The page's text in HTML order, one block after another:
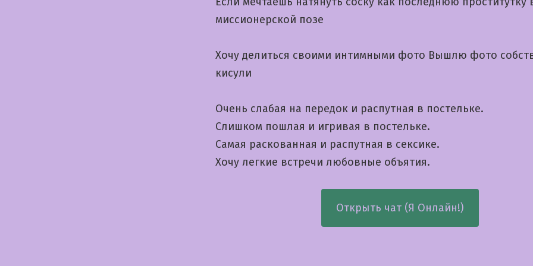
миссионерской позе
Хочу делиться своими интимными фото Вышлю фото
кисули
Очень слабая на передок и распутная в постельке.
Слишком пошлая и игривая в постельке.
Самая раскованная и распутная в сексике.
Хочу легкие встречи любовные объятия.
Открыть чат (Я Онлайн!)